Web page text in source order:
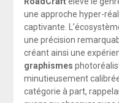
une approche hyper-
captivante.
une précision
créant ainsi une
graphismes
minutieusement
catégorie à part,